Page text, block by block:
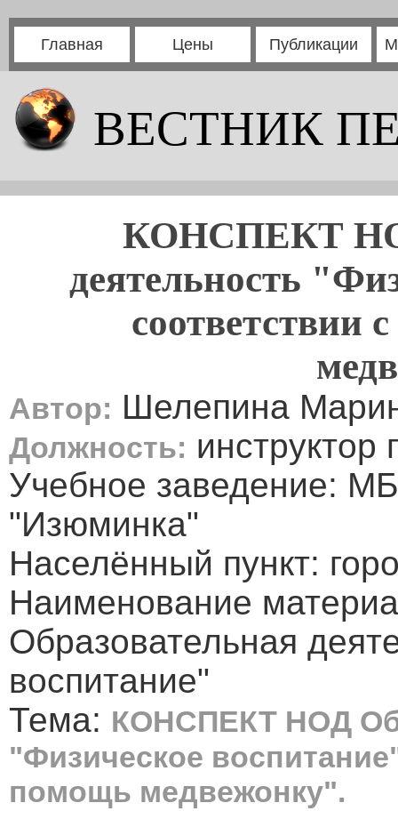
Главная Цены Публикации
ВЕСТНИК
КОНСПЕКТ
деятельность
Автор: Шелепина
Должность:
Учебное заведение:
"Изюминка"
Населённый пункт:
Наименование
Образовательная
воспитание"
Тема: КОНСПЕКТ НОД
"Физическое
помощь медвежонку".